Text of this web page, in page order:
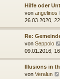
r
a
g
e
s
t
e
r
B
e
r
a
Hilfe oder
von angelinos
26.03.2020,
Re:
von Seppolo
09.01.2016,
Illusions in
von Veralun